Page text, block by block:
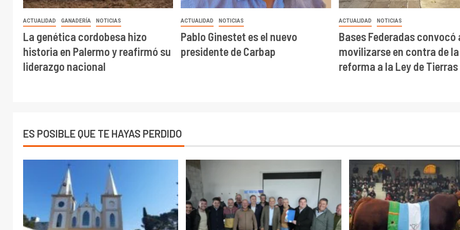
ACTUALIDAD GANADERÍA NOTICIAS
La genética cordobesa hizo
historia en Palermo y reafirmó su
liderazgo nacional
ACTUALIDAD NOTICIAS
Pablo Ginestet es el nuevo
presidente de Carbap
ACTUALIDAD NOTICIAS
Bases Federadas convocó
movilizarse en contra de la
reforma a la Ley de Tierras
ES POSIBLE QUE TE HAYAS PERDIDO